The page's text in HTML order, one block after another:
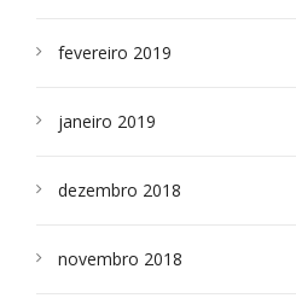
fevereiro 2019
janeiro 2019
dezembro 2018
novembro 2018